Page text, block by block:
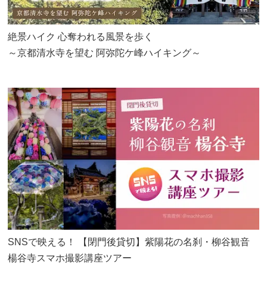
絶景ハイク 心奪われる風景を歩く
～京都清水寺を望む 阿弥陀ケ峰ハイキング～
SNSで映える！ 【閉門後貸切】紫陽花の名刹・柳谷観音
楊谷寺スマホ撮影講座ツアー